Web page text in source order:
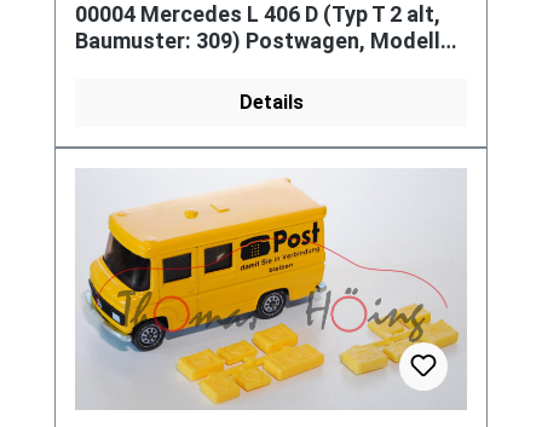
00004 Mercedes L 406 D (Typ T 2 alt,
Baumuster: 309) Postwagen, Modell
Details